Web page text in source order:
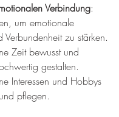
Verbindung:
um emotionale
Verbundenheit zu stärken.
Zeit bewusst und
gestalten.
Interessen und Hobbys
pflegen.